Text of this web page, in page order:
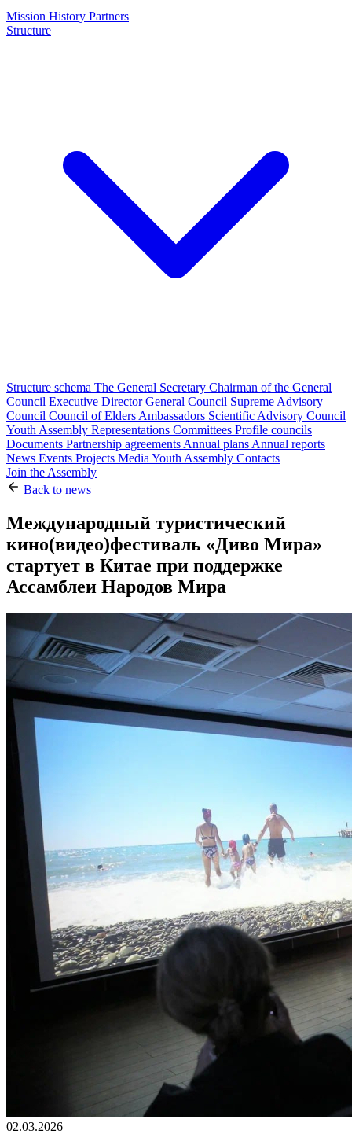
Mission History Partners
Structure
Structure schema The General Secretary Chairman of the General
Council Executive DirectorGeneral Council Supreme Advisory
Council Council of Elders Ambassadors Scientific Advisory Council
Youth Assembly Representations Committees Profile councils
Documents Partnership agreements Annual plans Annual reports
News Events Projects Media Youth Assembly Contacts
Join the Assembly
Back to news
Международный туристический
кино(видео)фестиваль «Диво Мира»
стартует в Китае при поддержке
Ассамблеи Народов Мира
02.03.2026